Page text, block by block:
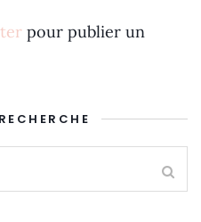
pour publier un